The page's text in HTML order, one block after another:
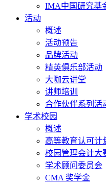
IMA中国研究基
活动
概述
活动预告
品牌活动
精英俱乐部活动
大咖云讲堂
讲师培训
合作伙伴系列活
学术校园
概述
高等教育认可计
校园管理会计大
学术顾问委员会
CMA 奖学金